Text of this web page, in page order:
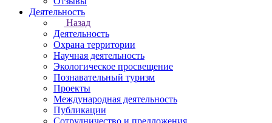
Деятельность
Назад
Деятельность
Охрана территории
Научная деятельность
Экологическое просвещение
Познавательный туризм
Проекты
Международная деятельность
Публикации
Сотрудничество и предложения